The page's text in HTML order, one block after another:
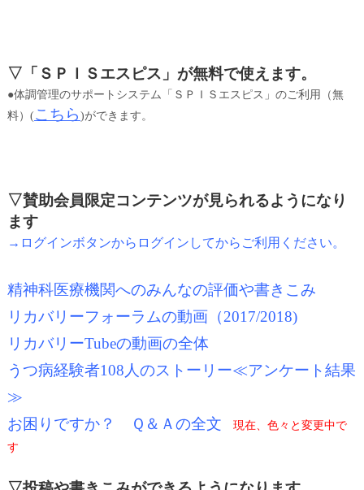
▽「ＳＰＩＳエスピス」が無料で使えます。
●体調管理のサポートシステム「ＳＰＩＳエスピス」のご利用（無
料）( こちら )ができます。
▽賛助会員限定コンテンツが見られるようになり
ます
→ログインボタンからログインしてからご利用ください。
精神科医療機関へのみんなの評価や書きこみ
リカバリーフォーラムの動画（2017/2018)
リカバリーTubeの動画の全体
うつ病経験者108人のストーリー≪アンケート結果
≫
お困りですか？ Ｑ＆Ａの全文
現在、色々と変更中で
す